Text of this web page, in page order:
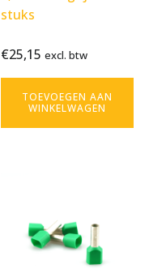
stuks
excl.
btw
Bekijk
product
€25,15 excl. btw
TOEVOEGEN AAN
WINKELWAGEN